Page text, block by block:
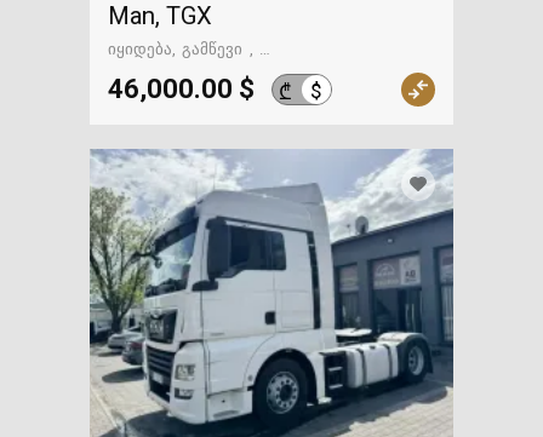
Man, TGX
იყიდება გამწევი
გზაში. საქართველოსკენ
46,000.00 $ ₾ $